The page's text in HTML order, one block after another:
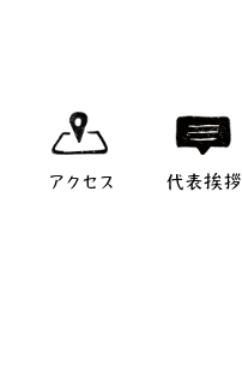
アクセス 代表挨拶